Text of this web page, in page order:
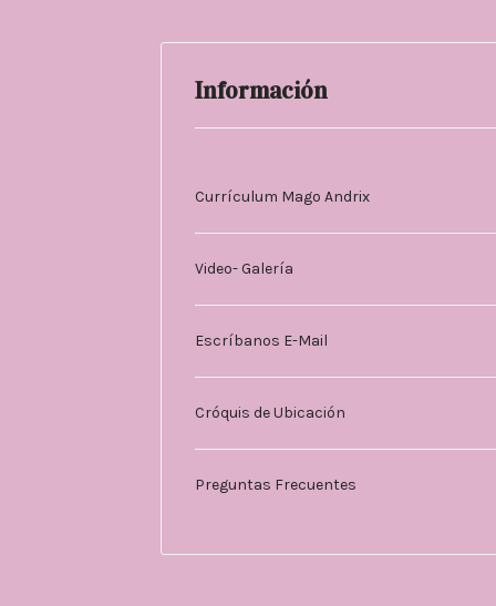
Información
Currículum Mago Andrix
Video- Galería
Escríbanos E-Mail
Cróquis de Ubicación
Preguntas Frecuentes